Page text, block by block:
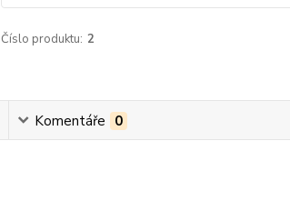
Číslo produktu: 2
Komentáře 0